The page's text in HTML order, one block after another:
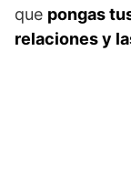
que pongas
relaciones y